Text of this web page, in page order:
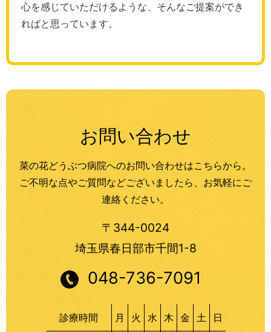
心を感じていただけるような、そんなご提案ができ
ればと思っています。
お問い合わせ
菜の花どうぶつ病院へのお問い合わせはこちらから。
ご不明な点やご質問などございましたら、お気軽にご
連絡ください。
〒344-0024
埼玉県春日部市千間1-8
048-736-7091
診療時間 月 火 水 木 金 土 日